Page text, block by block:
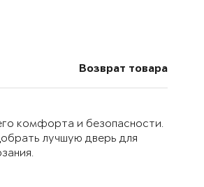
Возврат товара
комфорта и безопасности.
лучшую дверь для